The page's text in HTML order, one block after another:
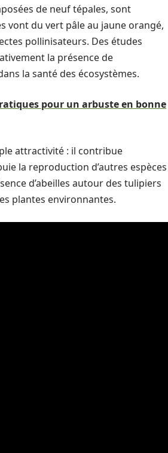
de neuf tépales, sont
vont du vert pâle au jaune orangé,
pollinisateurs. Des études
la présence de
la santé des écosystèmes.
pour un arbuste en bonne
attractivité : il contribue
la reproduction d’autres espèces
d’abeilles autour des tulipiers
plantes environnantes.